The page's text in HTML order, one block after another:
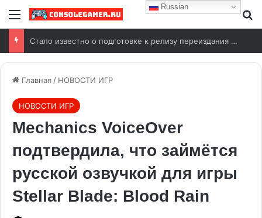
Стало известно о подготовке к релизу переиздания Wolfenstein (2009)
Главная / НОВОСТИ ИГР
НОВОСТИ ИГР
Mechanics VoiceOver
подтвердила, что займётся
русской озвучкой для игры
Stellar Blade: Blood Rain
Russian